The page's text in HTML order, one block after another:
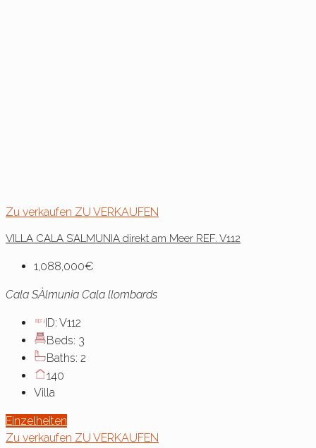
Zu verkaufen ZU VERKAUFEN
VILLA CALA S’ALMUNIA direkt am Meer REF. V112
1,088,000€
Cala SÀlmunia Cala llombards
ID: V112
Beds: 3
Baths: 2
140
Villa
Einzelheiten
Zu verkaufen ZU VERKAUFEN